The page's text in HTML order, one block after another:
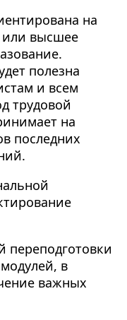
на
высшее
полезна
и всем
трудовой
на
последних
переподготовки
в
важных